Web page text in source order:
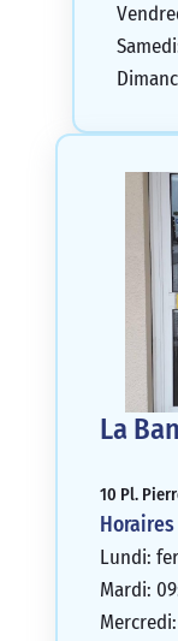
La
10 Pl.
Horaires
Lundi:
Mardi: